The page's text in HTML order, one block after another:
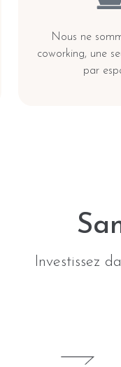
Nous ne
coworking, une
par
Investissez